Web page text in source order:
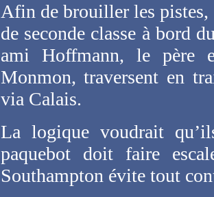
Afin de brouiller les
de seconde classe à bord
ami Hoffmann, le père
Monmon, traversent en
via Calais.
La logique voudrait
paquebot doit faire
Southampton évite tout